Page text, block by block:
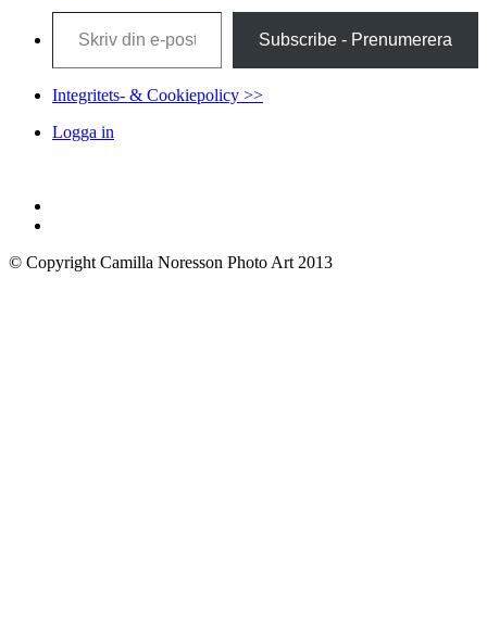
Skriv din e-post …
Subscribe - Prenumerera
Integritets- & Cookiepolicy >>
Logga in
© Copyright Camilla Noresson Photo Art 2013